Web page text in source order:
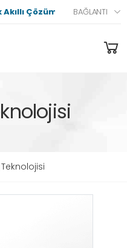
Çözümler BAĞLANTI